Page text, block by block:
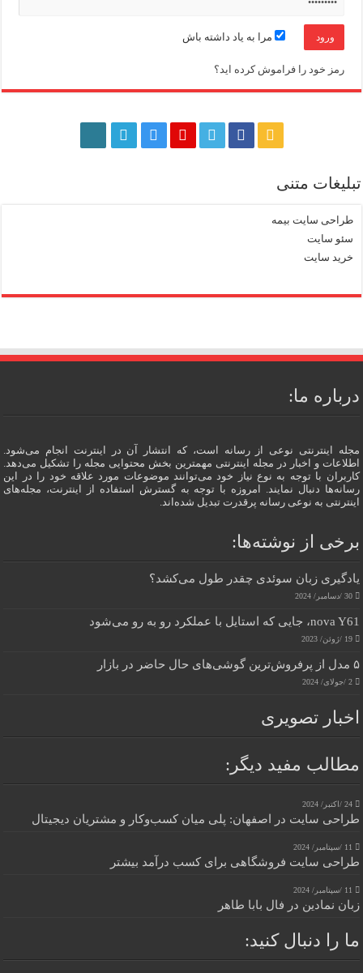
مرا به یاد داشته باش
رمز خود را فراموش کرده اید؟
تبلیغات متنی
طراحی سایت بیمه
سئو سایت
خرید سایت
درباره ما:
مجله اینترنتی نوعی از رسانه است، که انتشار آن در اینترنت انجام می‌شود.
اطلاعات و اخبار در مجله اینترنتی مهمترین بخش محتوایی مجله را تشکیل می‌دهد.
کاربران با توجه به نوع نیاز خود می‌توانند موضوعات مورد علاقه خود را در این
رسانه‌ها دنبال نمایند. امروزه با توجه به گسترش استفاده از اینترنت، مجله‌های
اینترنتی به نوعی رسانه پرقدرت تبدیل شده‌اند.
برخی از نوشته‌ها:
یادگیری زبان سوئدی چقدر طول می‌کشد؟
30 /دسامبر/ 2024
nova Y61، جایی که استایل با عملکرد رو به رو می‌شود
19 /ژوئن/ 2023
۵ مدل از پرفروش‌ترین گوشی‌های حال حاضر در بازار
2 /جولای/ 2024
اخبار تصویری
مطالب مفید دیگر:
24 /اکتبر/ 2024
طراحی سایت در اصفهان: پلی میان کسب‌وکار و مشتریان دیجیتال
11 /سپتامبر/ 2024
طراحی سایت فروشگاهی برای کسب درآمد بیشتر
11 /سپتامبر/ 2024
زبان نمادین در فال بابا طاهر
ما را دنبال کنید: